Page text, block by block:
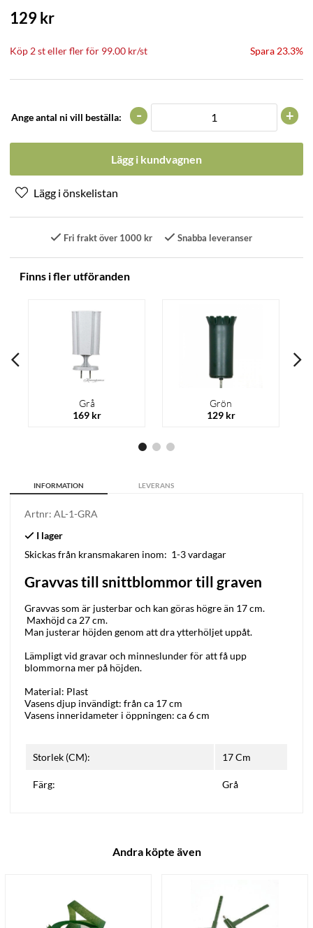
129kr
Köp 2 steller fler för 99.00 kr/st Spara 23.3%
Ange antal ni vill beställa: +
-
Lägg i kundvagnen
Fri frakt över 1000 kr Snabba leveranser
Finns i fler utföranden
Grå
169 kr
Grön
129 kr
INFORMATION LEVERANS
Artnr: AL-1-GRA
Skickas från kransmakaren inom: 1-3 vardagar
Gravvas till snittblommor till graven
Gravvas som är justerbar och kan göras högre än 17 cm.
Maxhöjd ca 27 cm.
Man justerar höjden genom att dra ytterhöljet uppåt.
Lämpligt vid gravar och minneslunder för att få upp
blommorna mer på höjden.
Material: Plast
Vasens djup invändigt: från ca 17 cm
Vasens inneridameter i öppningen: ca 6 cm
Storlek (CM): 17 Cm
Färg: Grå
Andra köpte även